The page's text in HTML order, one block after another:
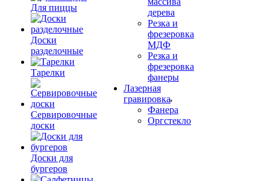
Для пиццы
Доски
разделочные
Тарелки
Сервировочные
доски
Доски для
бургеров
дерева
Резка и
фрезеровка
МДФ
Резка и
фрезеровка
фанеры
Лазерная
гравировка
Фанера
Орг­стек­ло